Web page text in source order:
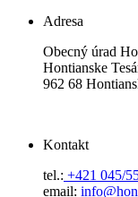
Adresa
Obecný úrad
Hontianske
962 68
Kontakt
tel.: +421 045/
email: